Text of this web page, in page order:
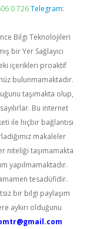
0 726 Telegram:
Bilgi Teknolojileri
bir Yer Sağlayıcı
içerikleri proaktif
bulunmamaktadır.
taşımakta olup,
Bu internet
ile hiçbir bağlantısı
makaleler
niteliği taşımamakta
yapılmamaktadır.
tesadüfidir.
bir bilgi paylaşım
aykırı olduğunu